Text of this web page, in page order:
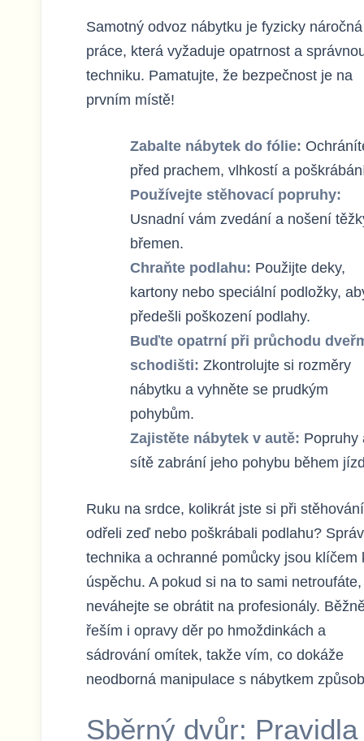
Samotný odvoz nábytku je fyzicky náročná
práce, která vyžaduje opatrnost a
techniku. Pamatujte, že bezpečnost je na
prvním místě!
Zabalte nábytek do fólie:
před prachem, vlhkostí a
Používejte stěhovací popruhy:
Usnadní vám zvedání a nošení
břemen.
Chraňte podlahu: Použijte deky,
kartony nebo speciální podložky,
předešli poškození podlahy.
Buďte opatrní při průchodu
schodišti: Zkontrolujte si rozměry
nábytku a vyhněte se prudkým
pohybům.
Zajistěte nábytek v autě: Popruhy
sítě zabrání jeho pohybu během
Ruku na srdce, kolikrát jste si při stěhování
odřeli zeď nebo poškrábali podlahu?
technika a ochranné pomůcky jsou klíčem
úspěchu. A pokud si na to sami netroufáte,
neváhejte se obrátit na profesionály.
řeším i opravy děr po hmoždinkách a
sádrování omítek, takže vím, co dokáže
neodborná manipulace s nábytkem
Sběrný dvůr: Pravidla